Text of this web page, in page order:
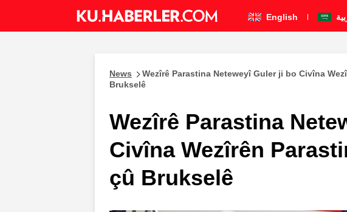
English
News
Wezîrê Parastina Neteweyî Guler ji bo Civîna
Brukselê
Wezîrê Parastina
Civîna Wezîrên
çû Brukselê